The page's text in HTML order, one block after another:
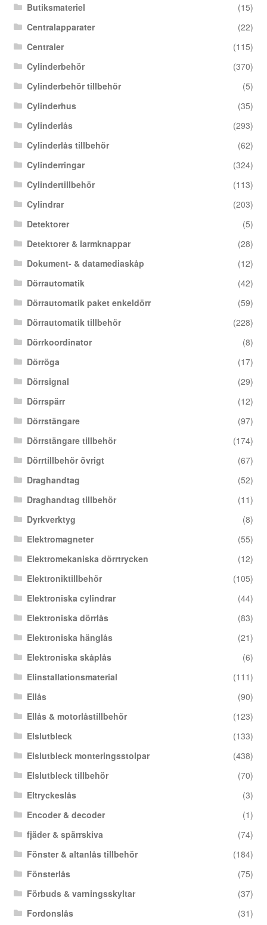
Butiksmateriel
(15)
Centralapparater
(22)
Centraler
(115)
Cylinderbehör
(370)
Cylinderbehör tillbehör
(5)
Cylinderhus
(35)
Cylinderlås
(293)
Cylinderlås tillbehör
(62)
Cylinderringar
(324)
Cylindertillbehör
(113)
Cylindrar
(203)
Detektorer
(5)
Detektorer & larmknappar
(28)
Dokument- & datamediaskåp
(12)
Dörrautomatik
(42)
Dörrautomatik paket enkeldörr
(59)
Dörrautomatik tillbehör
(228)
Dörrkoordinator
(8)
Dörröga
(17)
Dörrsignal
(29)
Dörrspärr
(12)
Dörrstängare
(97)
Dörrstängare tillbehör
(174)
Dörrtillbehör övrigt
(67)
Draghandtag
(52)
Draghandtag tillbehör
(11)
Dyrkverktyg
(8)
Elektromagneter
(55)
Elektromekaniska dörrtrycken
(12)
Elektroniktillbehör
(105)
Elektroniska cylindrar
(44)
Elektroniska dörrlås
(83)
Elektroniska hänglås
(21)
Elektroniska skåplås
(6)
Elinstallationsmaterial
(111)
Ellås
(90)
Ellås & motorlåstillbehör
(123)
Elslutbleck
(133)
Elslutbleck monteringsstolpar
(438)
Elslutbleck tillbehör
(70)
Eltryckeslås
(3)
Encoder & decoder
(1)
fjäder & spärrskiva
(74)
Fönster & altanlås tillbehör
(184)
Fönsterlås
(75)
Förbuds & varningsskyltar
(37)
Fordonslås
(31)